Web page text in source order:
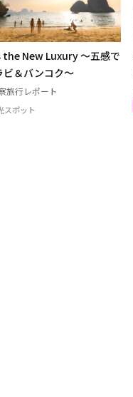
New Luxury ～五感で
ビ＆バンコク～
旅行レポート
スポット